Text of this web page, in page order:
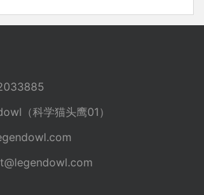
科学猫头鹰01）